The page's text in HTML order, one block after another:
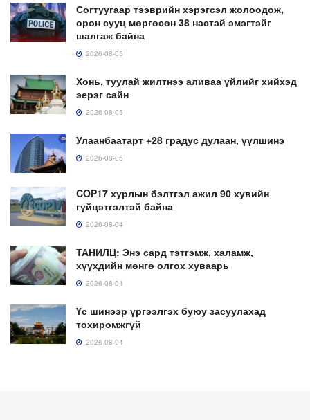
Согтуугаар тээврийн хэрэгсэл жолоодож,
орон сууц мөргөсөн 38 настай эмэгтэйг
шалгаж байна
2026-08-05
Хонь, туулай жилтнээ аливаа үйлийг хийхэд
эерэг сайн
2026-08-05
Улаанбаатарт +28 градус дулаан, үүлшинэ
2026-08-05
COP17 хурлын бэлтгэл ажил 90 хувийн
гүйцэтгэлтэй байна
2026-08-04
ТАНИЛЦ: Энэ сард тэтгэмж, халамж,
хүүхдийн мөнгө олгох хуваарь
2026-08-04
Үс шинээр үргээлгэх буюу засуулахад
тохиромжгүй
2026-08-04